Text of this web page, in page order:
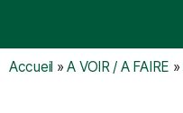
Accueil »A VOIR / A FAIRE »